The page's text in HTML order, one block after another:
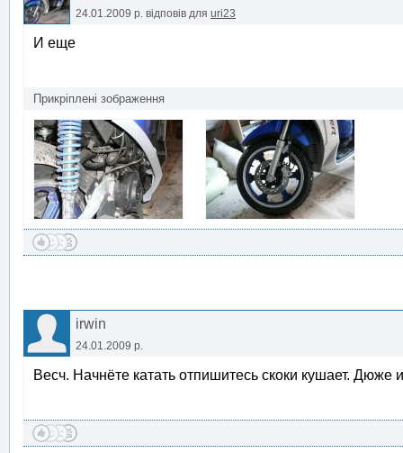
24.01.2009 р. відповів для uri23
И еще
Прикріплені зображення
irwin
24.01.2009 р.
Весч. Начнёте катать отпишитесь скоки кушает. Дюже